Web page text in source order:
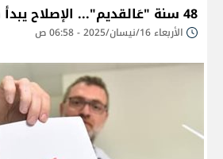
48 سنة "عَالقديم"... الإصلاح يبدأ هنا
الأربعاء 16/نيسان/2025 - 06:58 ص